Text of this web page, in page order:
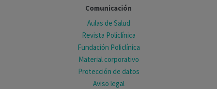
Comunicación
Aulas de Salud
Revista Policlínica
Fundación Policlínica
Material corporativo
Protección de datos
Aviso legal